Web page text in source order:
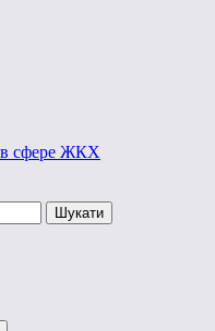
сфере ЖКХ